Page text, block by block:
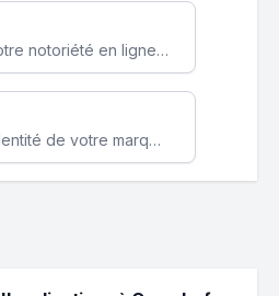
Augmentez votre notoriété en ligne et stimulez la croissance de votre entreprise grâce à une stratégie sociale sur mesure.
Renforcez l’identité de votre marque avec un design unique qui capte l’attention et engage vos clients.